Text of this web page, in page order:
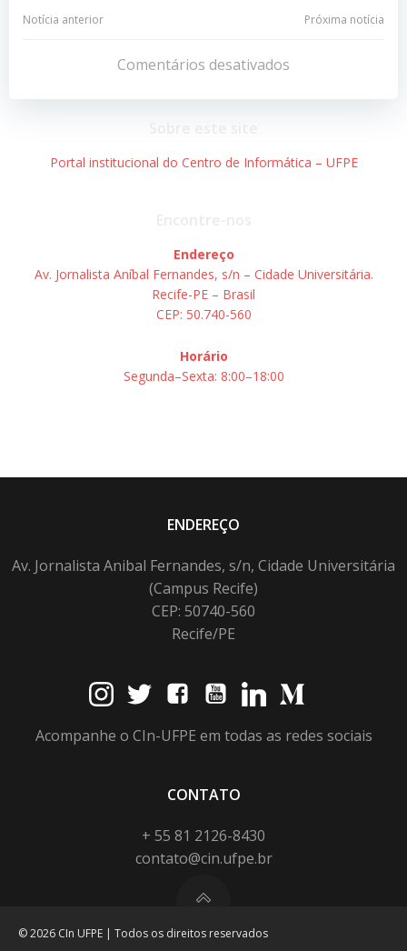
Navegação
Post
Notícia anterior
Navegação
de
Post
Próxima notícia
Comentários desativados
Portal institucional do Centro de Informática – UFPE
Endereço
Av. Jornalista Aníbal Fernandes, s/n – Cidade Universitária.
Recife-PE – Brasil
CEP: 50.740-560
Horário
Segunda–Sexta: 8:00–18:00
ENDEREÇO
Av. Jornalista Anibal Fernandes, s/n, Cidade Universitária
(Campus Recife)
CEP: 50740-560
Recife/PE
Acompanhe o CIn-UFPE em todas as redes sociais
CONTATO
+ 55 81 2126-8430
contato@cin.ufpe.br
© 2026 CIn UFPE | Todos os direitos reservados